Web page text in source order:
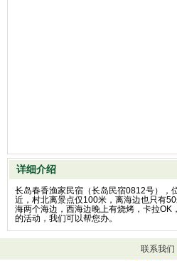
详细介绍
长岛春香渔家民宿（长岛民宿0812号），
近，村北离景点仅100米，离海边也只有
海两个海边，西海边晚上有烧烤，卡拉
的活动，我们可以帮您办。
联系我们